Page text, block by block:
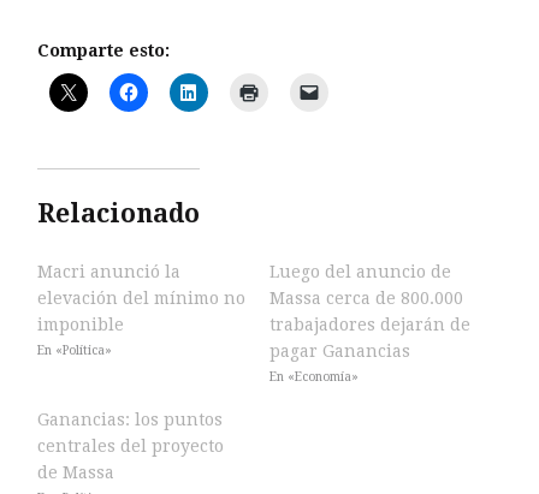
Comparte esto:
Relacionado
Macri anunció la
elevación del mínimo no
imponible
En «Política»
Luego del anuncio de
Massa cerca de 800.000
trabajadores dejarán de
pagar Ganancias
En «Economía»
Ganancias: los puntos
centrales del proyecto
de Massa